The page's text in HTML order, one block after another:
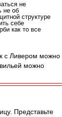
не
не об
структуре
себе
как то все
с Ливером можно
можно
Представьте